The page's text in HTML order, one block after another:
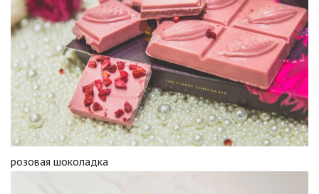
розовая шоколадка